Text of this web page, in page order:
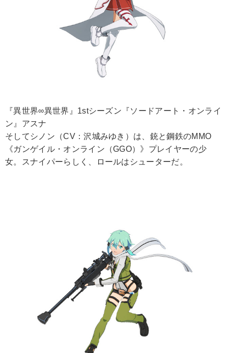
『異世界∞異世界』1stシーズン『ソードアート・オンライ
ン』アスナ
そしてシノン（CV：沢城みゆき）は、銃と鋼鉄のMMO
《ガンゲイル・オンライン（GGO）》プレイヤーの少
女。スナイパーらしく、ロールはシューターだ。